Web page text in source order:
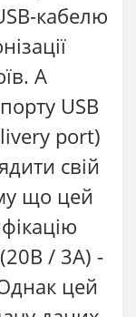
кабелю
А
USB
port)
свій
що цей
/ 3А) -
цей